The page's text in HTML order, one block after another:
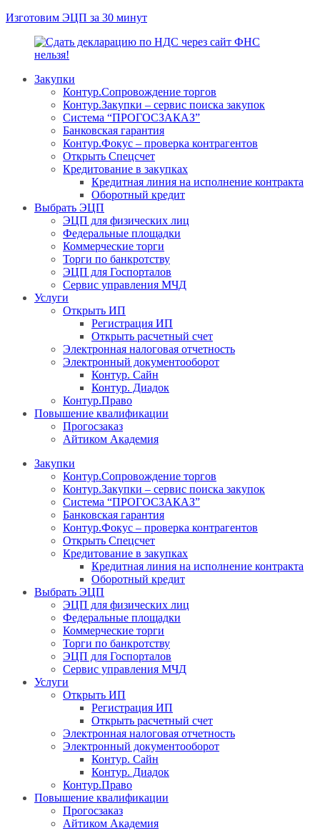
Изготовим ЭЦП за 30 минут
Закупки
Контур.Сопровождение торгов
Контур.Закупки – сервис поиска закупок
Система “ПРОГОСЗАКАЗ”
Банковская гарантия
Контур.Фокус – проверка контрагентов
Открыть Спецсчет
Кредитование в закупках
Кредитная линия на исполнение контракта
Оборотный кредит
Выбрать ЭЦП
ЭЦП для физических лиц
Федеральные площадки
Коммерческие торги
Торги по банкротству
ЭЦП для Госпорталов
Сервис управления МЧД
Услуги
Открыть ИП
Регистрация ИП
Открыть расчетный счет
Электронная налоговая отчетность
Электронный документооборот
Контур. Сайн
Контур. Диадок
Контур.Право
Повышение квалификации
Прогосзаказ
Айтиком Академия
Закупки
Контур.Сопровождение торгов
Контур.Закупки – сервис поиска закупок
Система “ПРОГОСЗАКАЗ”
Банковская гарантия
Контур.Фокус – проверка контрагентов
Открыть Спецсчет
Кредитование в закупках
Кредитная линия на исполнение контракта
Оборотный кредит
Выбрать ЭЦП
ЭЦП для физических лиц
Федеральные площадки
Коммерческие торги
Торги по банкротству
ЭЦП для Госпорталов
Сервис управления МЧД
Услуги
Открыть ИП
Регистрация ИП
Открыть расчетный счет
Электронная налоговая отчетность
Электронный документооборот
Контур. Сайн
Контур. Диадок
Контур.Право
Повышение квалификации
Прогосзаказ
Айтиком Академия